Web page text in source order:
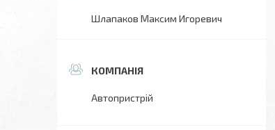
Шлапаков Максим Игоревич
Автопристрій